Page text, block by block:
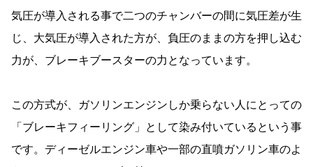
気圧が導入される事で二つのチャンバーの間に気圧差が生
じ、大気圧が導入された方が、負圧のままの方を押し込む
力が、ブレーキブースターの力となっています。
この方式が、ガソリンエンジンしか乗らない人にとっての
「ブレーキフィーリング」として染み付いているという事
です。ディーゼルエンジン車や一部の直噴ガソリン車のよ